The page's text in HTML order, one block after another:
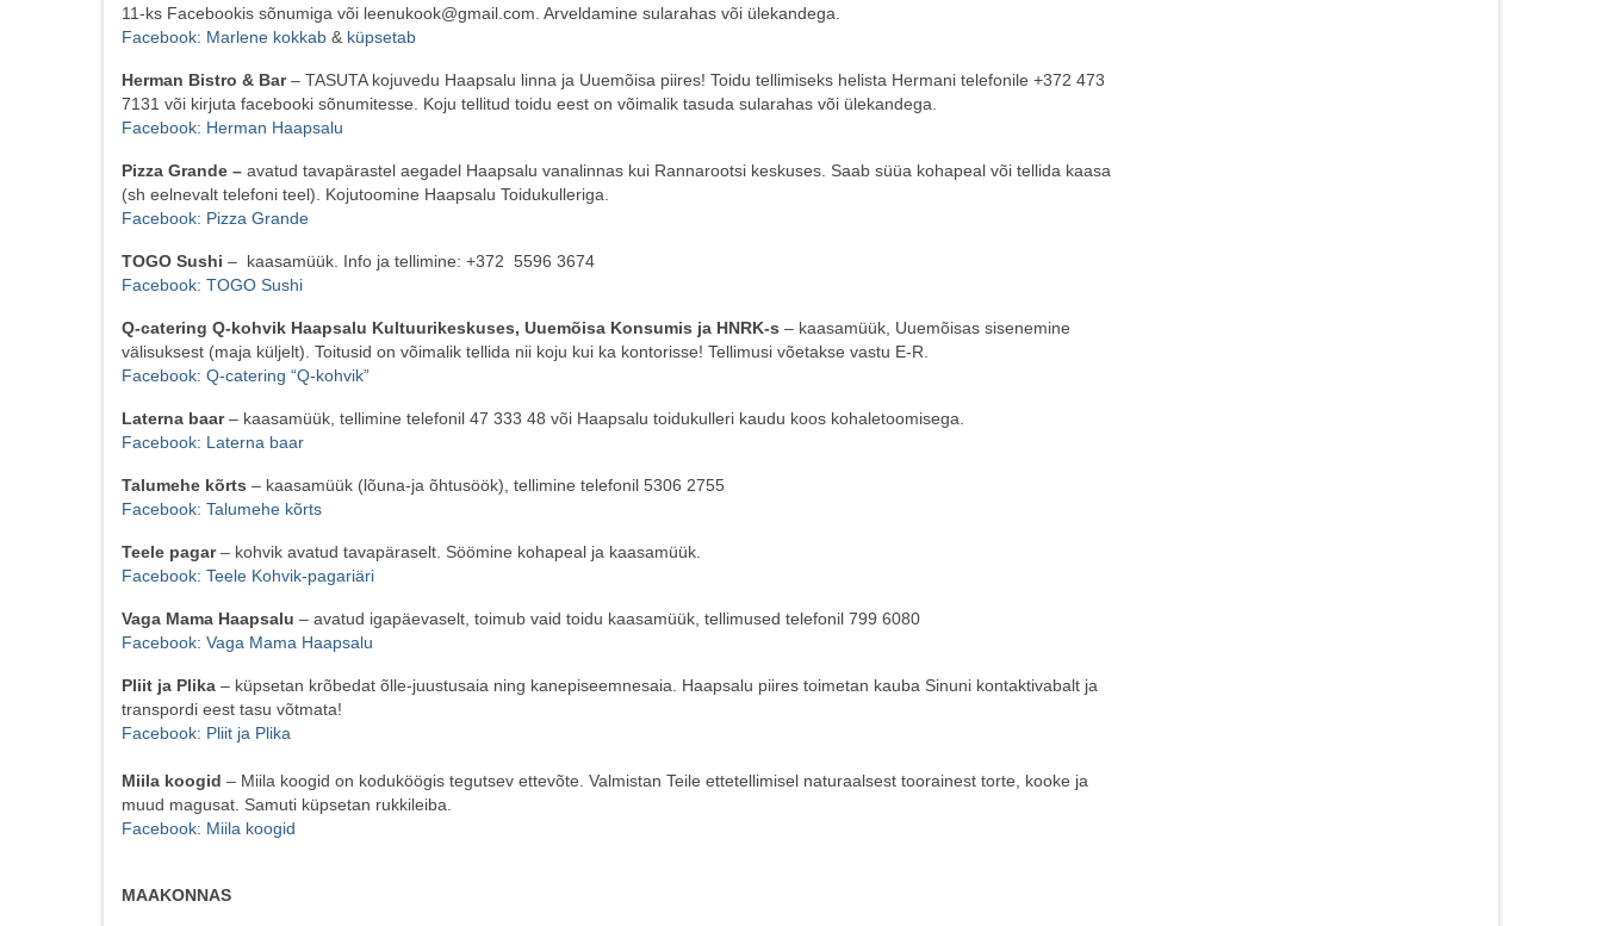
11-ks Facebookis sõnumiga või leenukook@gmail.com. Arveldamine sularahas või ülekandega.
Facebook: Marlene kokkab & küpsetab
Herman Bistro & Bar– TASUTA kojuvedu Haapsalu linna ja Uuemõisa piires! Toidu tellimiseks helista Hermani telefonile +372 473
7131 või kirjuta facebooki sõnumitesse. Koju tellitud toidu eest on võimalik tasuda sularahas või ülekandega.
Facebook: Herman Haapsalu
Pizza Grande – avatud tavapärastel aegadel Haapsalu vanalinnas kui Rannarootsi keskuses. Saab süüa kohapeal või tellida kaasa
(sh eelnevalt telefoni teel). Kojutoomine Haapsalu Toidukulleriga.
Facebook: Pizza Grande
TOGO Sushi – kaasamüük. Info ja tellimine: +372 5596 3674
Facebook: TOGO Sushi
Q-catering Q-kohvik Haapsalu Kultuurikeskuses, Uuemõisa Konsumis ja HNRK-s – kaasamüük, Uuemõisas sisenemine
välisuksest (maja küljelt). Toitusid on võimalik tellida nii koju kui ka kontorisse! Tellimusi võetakse vastu E-R.
Facebook: Q-catering “Q-kohvik”
Laterna baar– kaasamüük, tellimine telefonil 47 333 48 või Haapsalu toidukulleri kaudu koos kohaletoomisega.
Facebook: Laterna baar
Talumehe kõrts – kaasamüük (lõuna-ja õhtusöök), tellimine telefonil 5306 2755
Facebook: Talumehe kõrts
Teele pagar– kohvik avatud tavapäraselt. Söömine kohapeal ja kaasamüük.
Facebook: Teele Kohvik-pagariäri
Vaga Mama Haapsalu – avatud igapäevaselt, toimub vaid toidu kaasamüük, tellimused telefonil 799 6080
Facebook: Vaga Mama Haapsalu
Pliit ja Plika – küpsetan krõbedat õlle-juustusaia ning kanepiseemnesaia. Haapsalu piires toimetan kauba Sinuni kontaktivabalt ja
transpordi eest tasu võtmata!
Facebook: Pliit ja Plika
Miila koogid – Miila koogid on koduköögis tegutsev ettevõte. Valmistan Teile ettetellimisel naturaalsest toorainest torte, kooke ja
muud magusat. Samuti küpsetan rukkileiba.
Facebook: Miila koogid
MAAKONNAS